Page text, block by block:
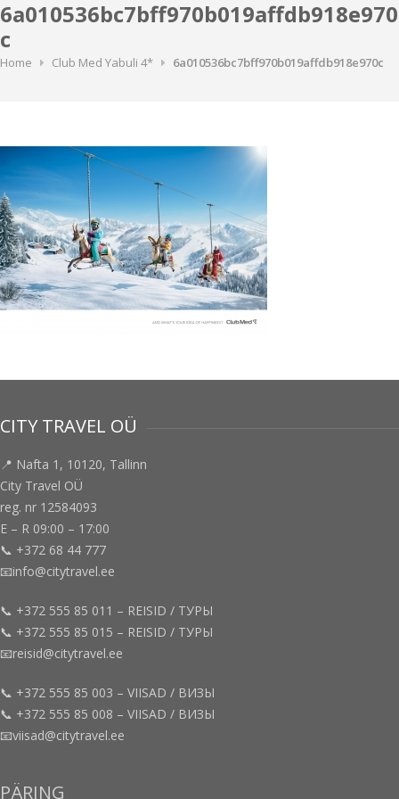
6a010536bc7bff970b019affdb918e970
c
Home Club Med Yabuli 4* 6a010536bc7bff970b019affdb918e970c
CITY TRAVEL OÜ
📍 Nafta 1, 10120, Tallinn
City Travel OÜ
reg. nr 12584093
E – R 09:00 – 17:00
📞 +372 68 44 777
📧info@citytravel.ee
📞 +372 555 85 011 – REISID / ТУРЫ
📞 +372 555 85 015 – REISID / ТУРЫ
📧reisid@citytravel.ee
📞 +372 555 85 003 – VIISAD / ВИЗЫ
📞 +372 555 85 008 – VIISAD / ВИЗЫ
📧viisad@citytravel.ee
PÄRING